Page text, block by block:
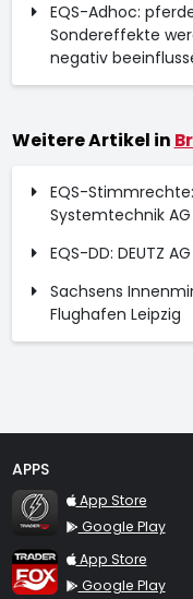
EQS-Adhoc:
Sondereffekte
negativ
Weitere Artikel in
EQS-
Systemtechnik
EQS-DD: DEUTZ
Sachsens
Flughafen Leipzig
APPS
TraderFox Flash
App Store
Google Play
TraderFox App
App Store
Google Play